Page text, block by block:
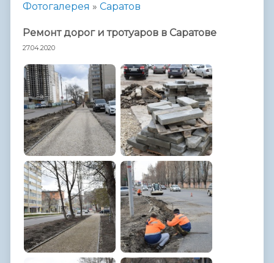
Фотогалерея » Саратов
Ремонт дорог и тротуаров в Саратове
27.04.2020